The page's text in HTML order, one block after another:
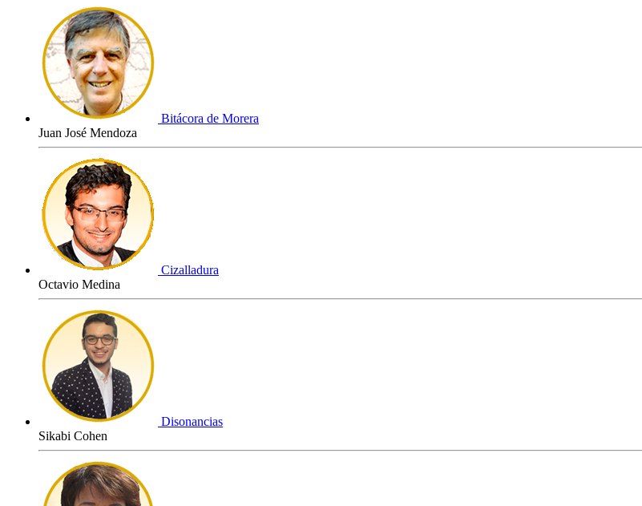
Bitácora de Morera
Juan José Mendoza
Cizalladura
Octavio Medina
Disonancias
Sikabi Cohen